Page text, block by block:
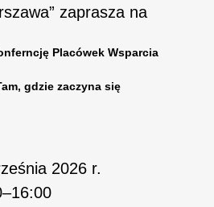
zaprasza na
Placówek Wsparcia
gdzie zaczyna się
2026 r.